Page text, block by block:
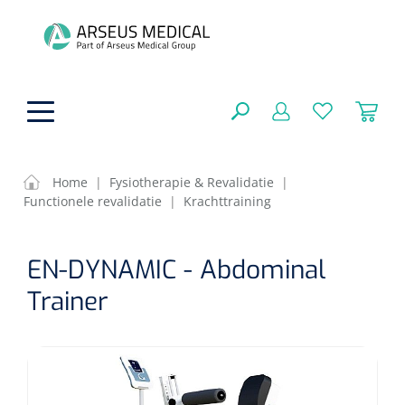
Algemene comfortzorg
Aromatherapie
Lichttherapie
Behandeling
Cryotherapie
Beademing
Ventilatie toebehoren
Neuscanules
FILTEREN
Home | Fysiotherapie & Revalidatie
|
Functionele revalidatie
| Krachttraining
EN-DYNAMIC - Abdominal
Trainer